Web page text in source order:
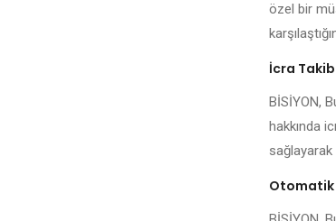
özel bir
İcra
BİSİYON,
hakkında
sağlayarak
Otomatik